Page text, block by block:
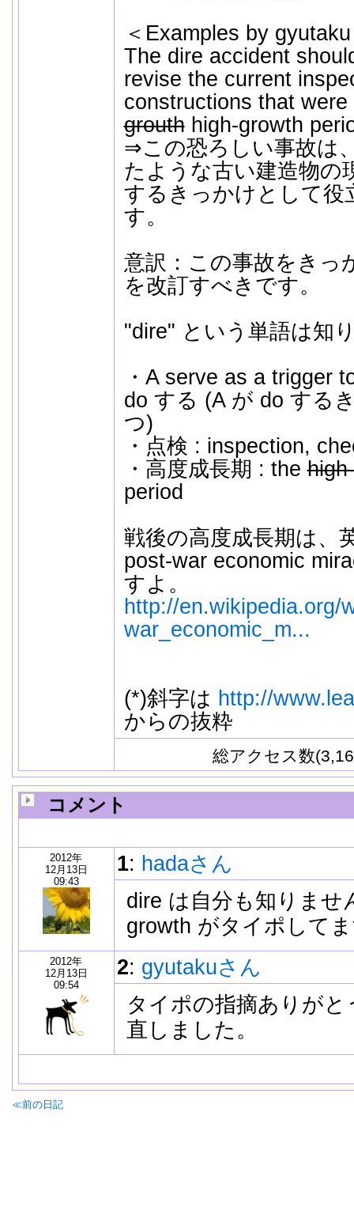
＜Examples by
The dire accident
revise the current
constructions that
grouthhigh-growth
⇒この恐ろしい事故は
たような古い建造物の
するきっかけとして役
す。
意訳：この事故をきっ
を改訂すべきです。
"dire" という単語は知
・A serve as a trigger
do する (A が do する
つ)
・点検 : inspection,
・高度成長期 : the
period
戦後の高度成長期は、
post-war economic
すよ。
http://en.wikipedia.org/
war_economic_m...
(*)斜字は http://
からの抜粋
総アクセス数
コメント
2012年
12月13日
09:43
1: hadaさん
dire は自分も知りませ
growth がタイポして
2012年
12月13日
09:54
2: gyutakuさん
タイポの指摘ありが
直しました。
≪前の日記